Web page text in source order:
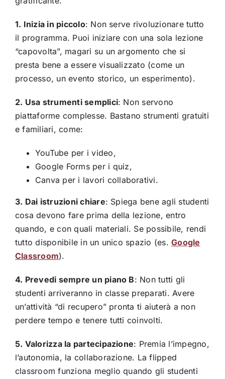
1. Inizia in piccolo: Non serve rivoluzionare tutto
il programma. Puoi iniziare con una sola lezione
“capovolta”, magari su un argomento che si
presta bene a essere visualizzato (come un
processo, un evento storico, un esperimento).
2. Usa strumenti semplici: Non servono
piattaforme complesse. Bastano strumenti gratuiti
e familiari, come:
YouTube per i video,
Google Forms per i quiz,
Canva per i lavori collaborativi.
3. Dai istruzioni chiare: Spiega bene agli studenti
cosa devono fare prima della lezione, entro
quando, e con quali materiali. Se possibile, rendi
tutto disponibile in un unico spazio (es.Google
Classroom).
4. Prevedi sempre un piano B: Non tutti gli
studenti arriveranno in classe preparati. Avere
un’attività “di recupero” pronta ti aiuterà a non
perdere tempo e tenere tutti coinvolti.
5. Valorizza la partecipazione: Premia l’impegno,
l’autonomia, la collaborazione. La flipped
classroom funziona meglio quando gli studenti